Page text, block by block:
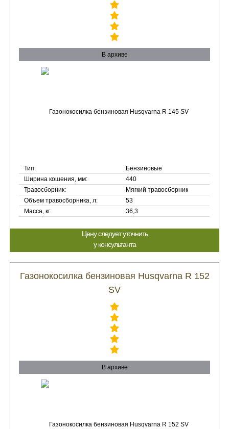
В архиве
Тип:
Бензиновые
Ширина кошения, мм:
440
Травосборник:
Мягкий травосборник
Объем травосборника, л:
53
Масса, кг:
36,3
Цену следует уточнить
у консультанта
Газонокосилка бензиновая Husqvarna R 152
SV
В архиве